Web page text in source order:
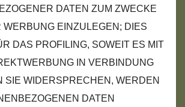
DATEN ZUM ZWECKE
WERBUNG EINZULEGEN; DIES
DAS PROFILING, SOWEIT ES MIT
IN VERBINDUNG
SIE WIDERSPRECHEN, WERDEN
DATEN